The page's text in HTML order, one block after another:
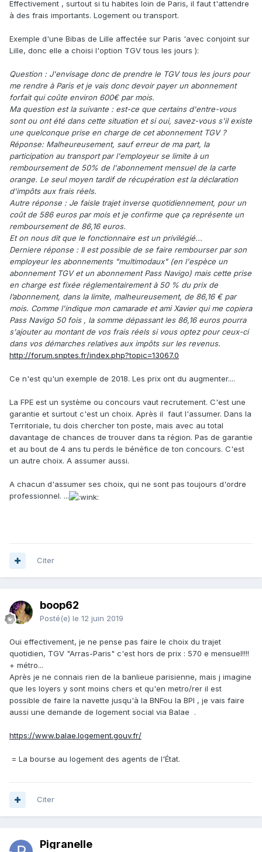
Effectivement , surtout si tu habites loin de Paris, il faut t'attendre
à des frais importants. Logement ou transport.
Exemple d'une Bibas de Lille affectée sur Paris 'avec conjoint sur
Lille, donc elle a choisi l'option TGV tous les jours ):
Question : J'envisage donc de prendre le TGV tous les jours pour
me rendre à Paris et je vais donc devoir payer un abonnement
forfait qui coûte environ 600€ par mois.
Ma question est la suivante : est-ce que certains d'entre-vous
sont ou ont été dans cette situation et si oui, savez-vous s'il existe
une quelconque prise en charge de cet abonnement TGV ?
Réponse: Malheureusement, sauf erreur de ma part, la
participation au transport par l'employeur se limite à un
remboursement de 50% de l'abonnement mensuel de la carte
orange. Le seul moyen tardif de récupération est la déclaration
d'impôts aux frais réels.
Autre réponse : Je faisle trajet inverse quotidiennement, pour un
coût de 586 euros par mois et je confirme que ça représente un
remboursement de 86,16 euros.
Et on nous dit que le fonctionnaire est un privilégié...
Derniere réponse : Il est possible de se faire rembourser par son
employeur les abonnements "multimodaux" (en l'espèce un
abonnement TGV et un abonnement Pass Navigo) mais cette prise
en charge est fixée réglementairement à 50 % du prix de
l’abonnement, dans la limite, malheureusement, de 86,16 € par
mois. Comme l'indique mon camarade et ami Xavier qui me copiera
Pass Navigo 50 fois , la somme dépassant les 86,16 euros pourra
s'ajouter au montant de vos frais réels si vous optez pour ceux-ci
dans vos démarches relatives aux impôts sur les revenus.
http://forum.snptes.fr/index.php?topic=13067.0
Ce n'est qu'un exemple de 2018. Les prix ont du augmenter....
La FPE est un système ou concours vaut recrutement. C'est une
garantie et surtout c'est un choix. Après il faut l'assumer. Dans la
Territoriale, tu dois chercher ton poste, mais avec au total
davantage de chances de trouver dans ta région. Pas de garantie
et au bout de 4 ans tu perds le bénéfice de ton concours. C'est
un autre choix. A assumer aussi.
A chacun d'assumer ses choix, qui ne sont pas toujours d'ordre
professionnel. ...
Citer
boop62
Posté(e) le 12 juin 2019
Oui effectivement, je ne pense pas faire le choix du trajet
quotidien, TGV "Arras-Paris" c'est hors de prix : 570 e mensuel!!!!
+ métro...
Après je ne connais rien de la banlieue parisienne, mais j imagine
que les loyers y sont moins chers et qu'en metro/rer il est
possible de faire la navette jusqu'à la BNFou la BPI , je vais faire
aussi une demande de logement social via Balae .
https://www.balae.logement.gouv.fr/
= La bourse au logement des agents de l'État.
Citer
Pigranelle